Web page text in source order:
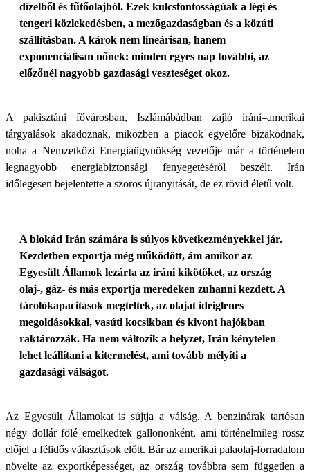
dízelből és fűtőolajból. Ezek kulcsfontosságúak a légi és
tengeri közlekedésben, a mezőgazdaságban és a közúti
szállításban. A károk nem lineárisan, hanem
exponenciálisan nőnek: minden egyes nap további, az
előzőnél nagyobb gazdasági veszteséget okoz.
A pakisztáni fővárosban, Iszlámábádban zajló iráni–amerikai
tárgyalások akadoznak, miközben a piacok egyelőre bizakodnak,
noha a Nemzetközi Energiaügynökség vezetője már a történelem
legnagyobb energiabiztonsági fenyegetéséről beszélt. Irán
időlegesen bejelentette a szoros újranyitását, de ez rövid életű volt.
A blokád Irán számára is súlyos következményekkel jár.
Kezdetben exportja még működött, ám amikor az
Egyesült Államok lezárta az iráni kikötőket, az ország
olaj-, gáz- és más exportja meredeken zuhanni kezdett. A
tárolókapacitások megteltek, az olajat ideiglenes
megoldásokkal, vasúti kocsikban és kivont hajókban
raktározzák. Ha nem változik a helyzet, Irán kénytelen
lehet leállítani a kitermelést, ami tovább mélyíti a
gazdasági válságot.
Az Egyesült Államokat is sújtja a válság. A benzinárak tartósan
négy dollár fölé emelkedtek gallononként, ami történelmileg rossz
előjel a félidős választások előtt. Bár az amerikai palaolaj-forradalom
növelte az exportképességet, az ország továbbra sem független a